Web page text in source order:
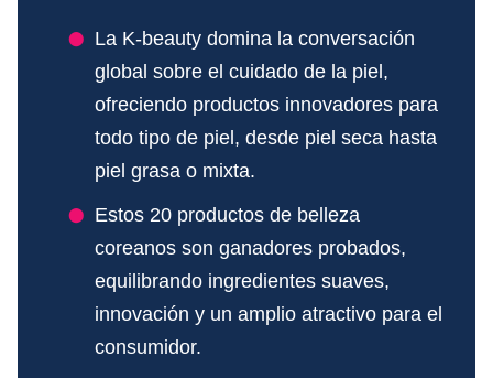
La K-beauty domina la conversación
global sobre el cuidado de la piel,
ofreciendo productos innovadores para
todo tipo de piel, desde piel seca hasta
piel grasa o mixta.
Estos 20 productos de belleza
coreanos son ganadores probados,
equilibrando ingredientes suaves,
innovación y un amplio atractivo para el
consumidor.